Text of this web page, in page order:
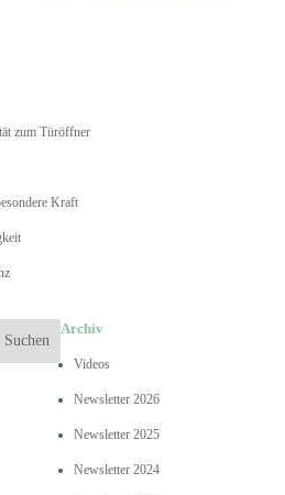
zum Türöffner
Kraft
Archiv
Videos
Newsletter 2026
Newsletter 2025
Newsletter 2024